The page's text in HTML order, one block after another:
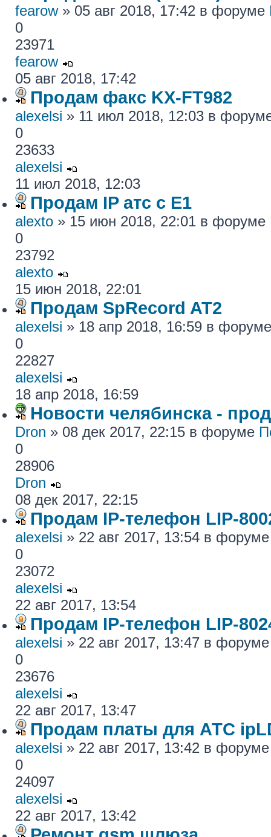
fearow» 05 авг 2018, 17:42 в форуме
0
23971
fearow
05 авг 2018, 17:42
Продам факс KX-FT982
alexelsi » 11 июл 2018, 12:03 в
0
23633
alexelsi
11 июл 2018, 12:03
Продам IP атс с E1
alexto » 15 июн 2018, 22:01 в форуме
0
23792
alexto
15 июн 2018, 22:01
Продам SpRecord AT2
alexelsi » 18 апр 2018, 16:59 в
0
22827
alexelsi
18 апр 2018, 16:59
Новости челябинска -
Dron » 08 дек 2017, 22:15 в форуме
0
28906
Dron
08 дек 2017, 22:15
Продам IP-телефон LIP-
alexelsi » 22 авг 2017, 13:54 в
0
23072
alexelsi
22 авг 2017, 13:54
Продам IP-телефон LIP-
alexelsi » 22 авг 2017, 13:47 в
0
23676
alexelsi
22 авг 2017, 13:47
Продам платы для АТС
alexelsi » 22 авг 2017, 13:42 в
0
24097
alexelsi
22 авг 2017, 13:42